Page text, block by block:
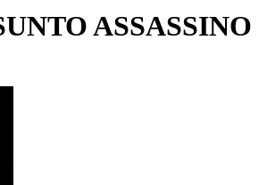
ASSASSINO